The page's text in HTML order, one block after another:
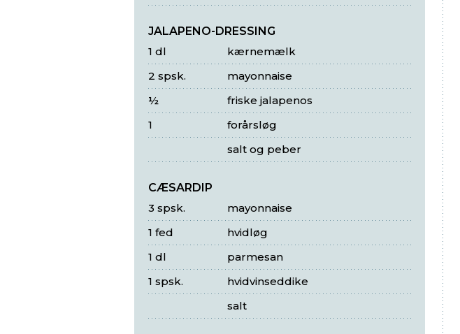
JALAPENO-DRESSING
kærnemælk
1 dl
mayonnaise
2 spsk.
friske jalapenos
½
forårsløg
1
salt og peber
CÆSARDIP
mayonnaise
3 spsk.
hvidløg
1 fed
parmesan
1 dl
hvidvinseddike
1 spsk.
salt